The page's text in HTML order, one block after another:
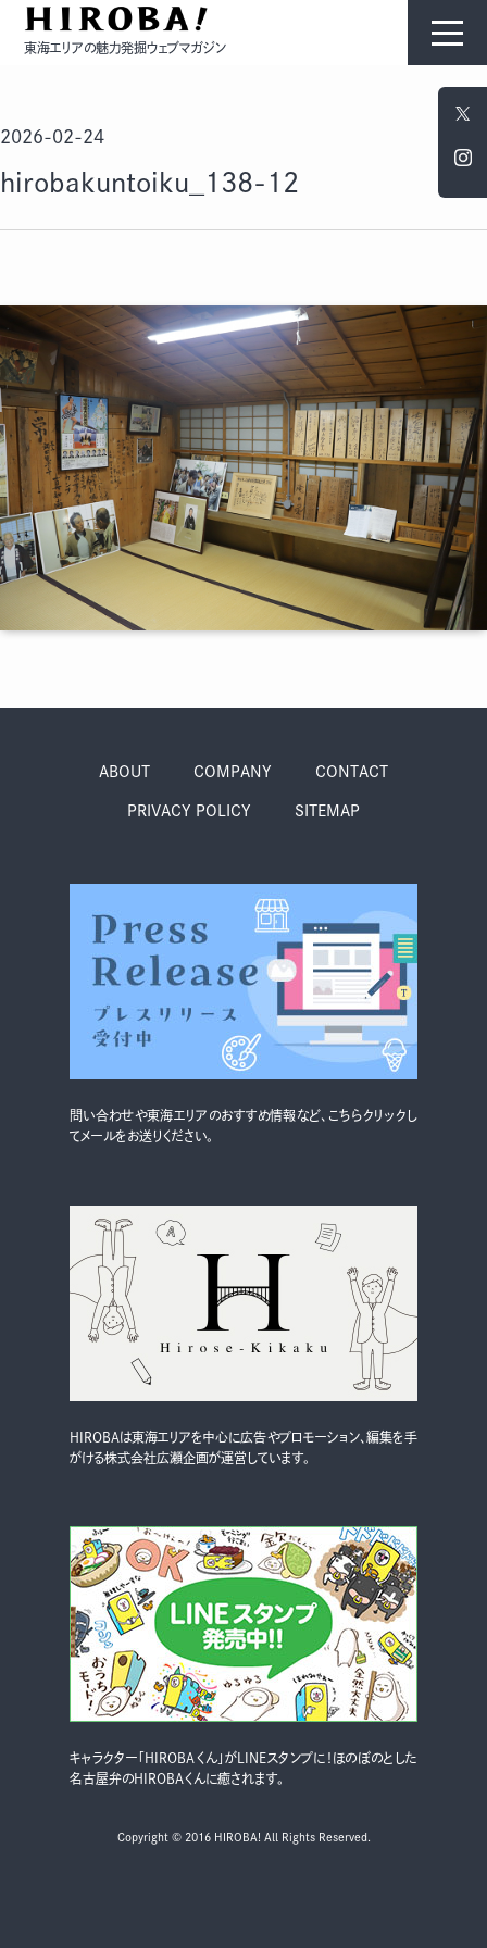
東海エリアの魅力発掘ウェブマガジン
コンテンツ
モノ ひと
季節・まち まち・スポット
グルメ・まち イベント
お問い合わせ
検索する
CLOSE
2026-02-24
hirobakuntoiku_138-12
ABOUT COMPANY CONTACT
PRIVACY POLICY SITEMAP
問い合わせや東海エリアのおすすめ情報など、こちらクリックし
てメールをお送りください。
HIROBAは東海エリアを中心に広告やプロモーション、編集を手
がける株式会社広瀬企画が運営しています。
キャラクター「HIROBAくん」がLINEスタンプに！ほのぼのとした
名古屋弁のHIROBAくんに癒されます。
Copyright © 2016 HIROBA! All Rights Reserved.